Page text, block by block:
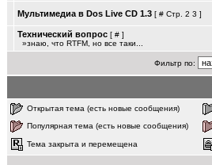
Мультимедиа в Dos Live CD 1.3 [ # Стр. 2 3 ]
Технический вопрос [ # ]
»знаю, что RTFM, но все таки...
Фильтр по:
Открытая тема (есть новые сообщения)
Популярная тема (есть новые сообщения)
Тема закрыта и перемещена